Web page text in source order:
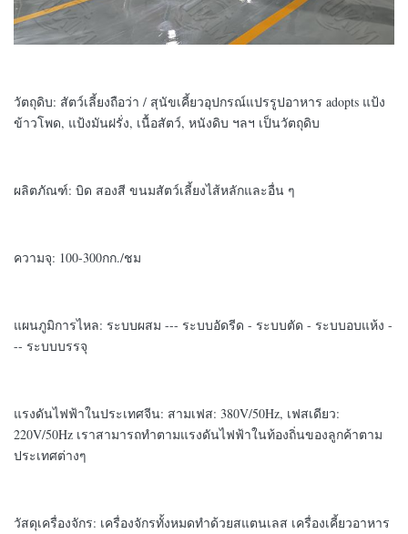
วัตถุดิบ: สัตว์เลี้ยงถือว่า / สุนัขเคี้ยวอุปกรณ์แปรรูปอาหาร adopts แป้ง
ข้าวโพด, แป้งมันฝรั่ง, เนื้อสัตว์, หนังดิบ ฯลฯ เป็นวัตถุดิบ
ผลิตภัณฑ์: บิด สองสี ขนมสัตว์เลี้ยงไส้หลักและอื่น ๆ
ความจุ: 100-300กก./ชม
แผนภูมิการไหล: ระบบผสม --- ระบบอัดรีด - ระบบตัด - ระบบอบแห้ง -
-- ระบบบรรจุ
แรงดันไฟฟ้าในประเทศจีน: สามเฟส: 380V/50Hz, เฟสเดียว:
220V/50Hz เราสามารถทำตามแรงดันไฟฟ้าในท้องถิ่นของลูกค้าตาม
ประเทศต่างๆ
วัสดุเครื่องจักร: เครื่องจักรทั้งหมดทำด้วยสแตนเลส เครื่องเคี้ยวอาหาร